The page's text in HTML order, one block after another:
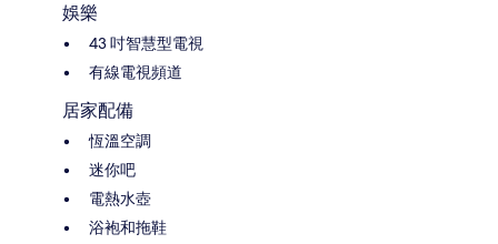
娛樂
43 吋智慧型電視
有線電視頻道
居家配備
恆溫空調
迷你吧
電熱水壺
浴袍和拖鞋